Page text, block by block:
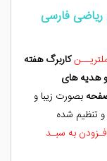
ریاضی فارسی
کاربرگ هفته
هدیه های
بصورت زیبا و
تنظیم شده
به سبـد